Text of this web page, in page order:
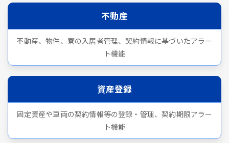
不動産
不動産、物件、寮の入居者管理、契約情報に基づいたアラー
ト機能
資産登録
固定資産や車両の契約情報等の登録・管理、契約期限アラー
ト機能